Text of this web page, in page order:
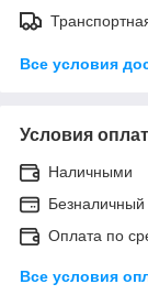
Все условия
Условия
Наличными
Безналичный
Оплата по
Все условия